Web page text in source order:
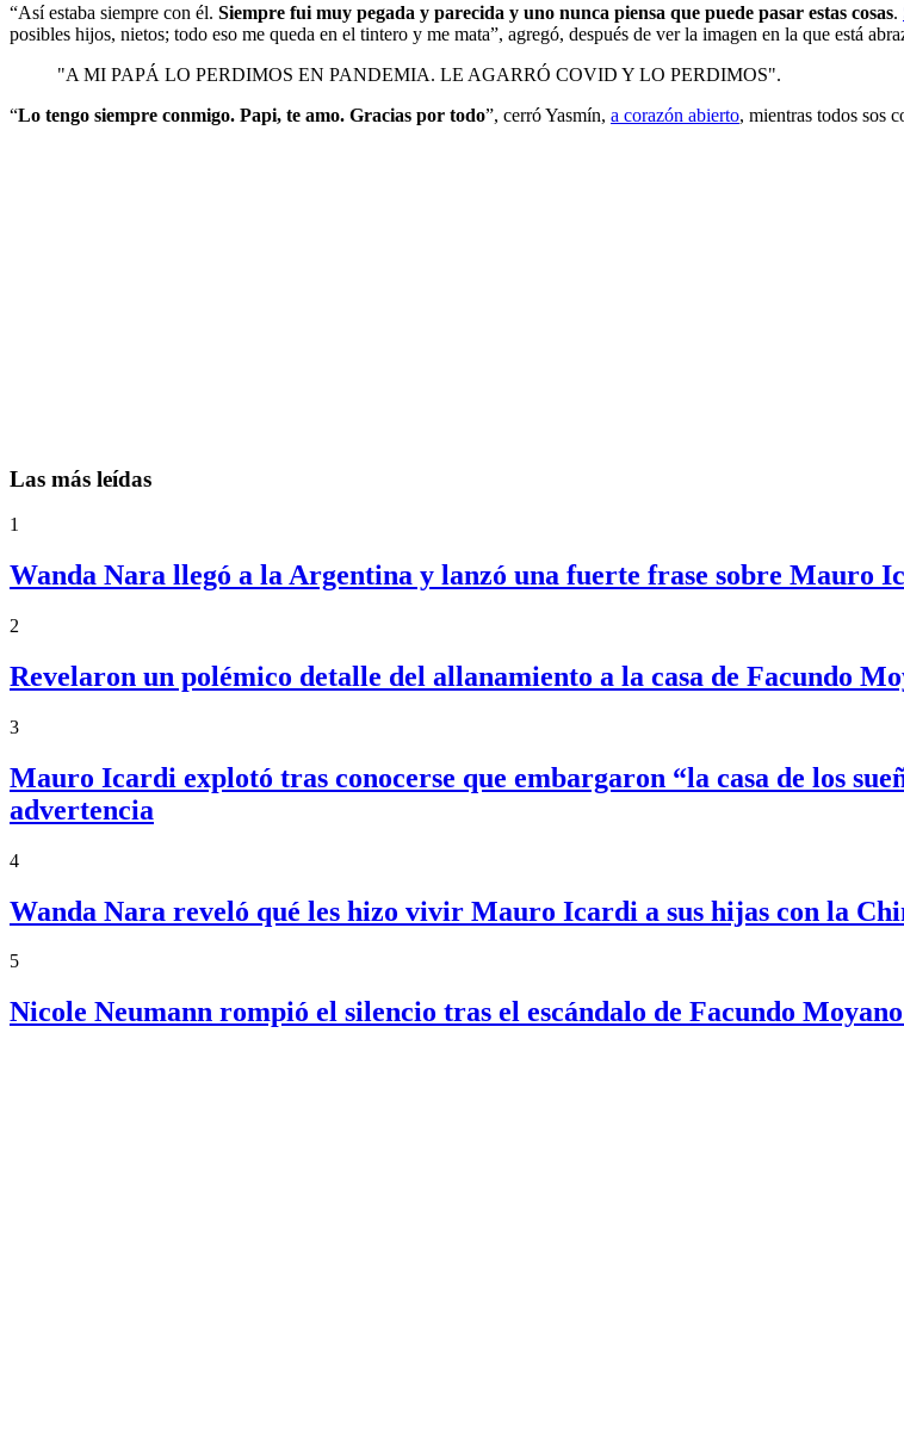
“Así estaba siempre con él. Siempre fui muy pegada y parecida y uno nunca piensa que puede pasar estas cosas.
posibles hijos, nietos; todo eso me queda en el tintero y me mata”, agregó, después de ver la imagen en la que está
"A MI PAPÁ LO PERDIMOS EN PANDEMIA. LE AGARRÓ COVID Y LO PERDIMOS".
“Lo tengo siempre conmigo. Papi, te amo. Gracias por todo”, cerró Yasmín, a corazón abierto, mientras todos sos
Las más leídas
1
Wanda Nara llegó a la Argentina y lanzó una fuerte frase sobre Mauro
2
Revelaron un polémico detalle del allanamiento a la casa de Facundo
3
Mauro Icardi explotó tras conocerse que embargaron “la casa de los
advertencia
4
Wanda Nara reveló qué les hizo vivir Mauro Icardi a sus hijas con la
5
Nicole Neumann rompió el silencio tras el escándalo de Facundo